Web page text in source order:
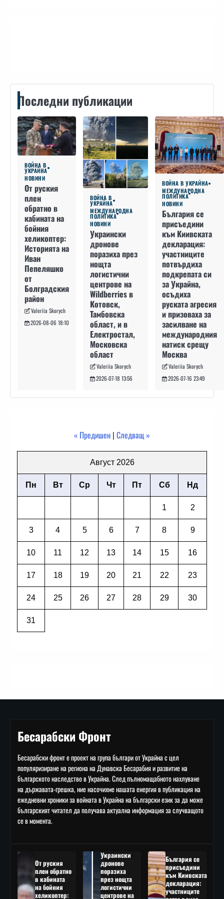
Последни публикации
ВОЙНА В
УКРАЙНА
НОВИНИ
От руския
плен
обратно в
кабината на
бойния
хеликоптер:
Историята на
Иван
Пепеляшко
от
Болградския
район
Valeriia Skorych
2026-08-06 18:10
ВОЙНА В
УКРАЙНА
МЕЖДУНАРОДНА
ПОЛИТИКА
НОВИНИ
Украински
дронове
поразиха през
нощта
логистични
центрове на
Wildberries в
Котовск,
Тамбовска
област, и в
Електростал,
Московска
област
Valeriia Skorych
2026-07-18 13:56
ВОЙНА В УКРАЙНА
МЕЖДУНАРОДНА
ПОЛИТИКА
НОВИНИ
България се
присъедини
към Киивската
декларация:
участниците
потвърдиха
подкрепата си
за Украйна,
осъдиха
руската агресия
и призоваха за
засилване на
международния
натиск срещу
Москва
Valeriia Skorych
2026-07-16 23:49
« Предишен | Следващ »
Август 2026
Пн Вт Ср Чт Пт Сб Нд
1 2
3 4 5 6 7 8 9
10 11 12 13 14 15 16
17 18 19 20 21 22 23
24 25 26 27 28 29 30
31
Бесарабски Фронт
Бесарабски фронт е проект на група българи от Украйна с цел
популяризиране на региона на Дунавска Бесарабия и развитие на
българското наследство в Украйна. След пълномащабното нахлуване
на държавата-грешка, ние насочихме нашата енергия в публикация на
ежедневни хроники за войната в Украйна на български език за да може
българският читател да получава актуална информация за случващото
се в момента.
От руския
плен обратно
в кабината
на бойния
хеликоптер:
Украински
дронове
поразиха
през нощта
логистични
центрове на
България се
присъедини
към Киивската
декларация:
участниците